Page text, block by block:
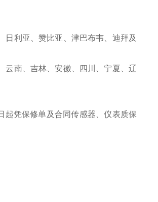
日利亚、赞比亚、津巴布韦、迪拜及
云南、吉林、安徽、四川、宁夏、辽
起凭保修单及合同传感器、仪表质保